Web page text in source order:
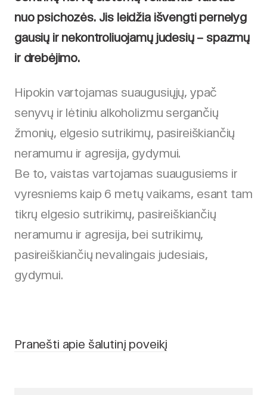
nuo psichozės. Jis leidžia išvengti pernelyg
gausių ir nekontroliuojamų judesių – spazmų
ir drebėjimo.
Hipokin vartojamas suaugusiųjų, ypač
senyvų ir lėtiniu alkoholizmu sergančių
žmonių, elgesio sutrikimų, pasireiškiančių
neramumu ir agresija, gydymui.
Be to, vaistas vartojamas suaugusiems ir
vyresniems kaip 6 metų vaikams, esant tam
tikrų elgesio sutrikimų, pasireiškiančių
neramumu ir agresija, bei sutrikimų,
pasireiškiančių nevalingais judesiais,
gydymui.
Pranešti apie šalutinį poveikį